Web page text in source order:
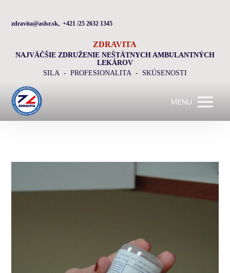
zdravita@aslsr.sk, +421 /25 2632 1345
ZDRAVITA
NAJVÄČŠIE ZDRUŽENIE NEŠTÁTNYCH AMBULANTNÝCH
LEKÁROV
SILA - PROFESIONALITA - SKÚSENOSTI
MENU